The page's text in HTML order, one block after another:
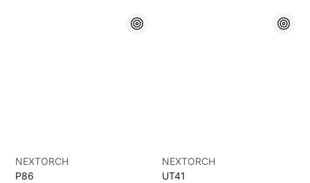
NEXTORCH
P86
NEXTORCH
UT41